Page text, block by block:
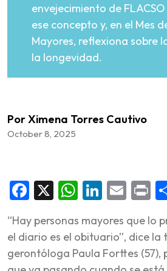
envejecimiento de
ese concepto y, en el Mes
Mayores, reflexiona sobre
la longevidad.
Por Ximena Torres Cautivo
October 8, 2025
Facebook
X
“Hay personas mayores que lo
el diario es el obituario”, dice
gerontóloga Paula Forttes (57),